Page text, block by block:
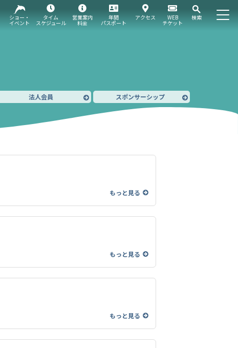
WEB
チケット
検索
ショー・
イベント
タイム
スケジュール
営業案内
料金
年間
パスポート
アクセス
法人会員 スポンサーシップ
もっと見る
もっと見る
もっと見る